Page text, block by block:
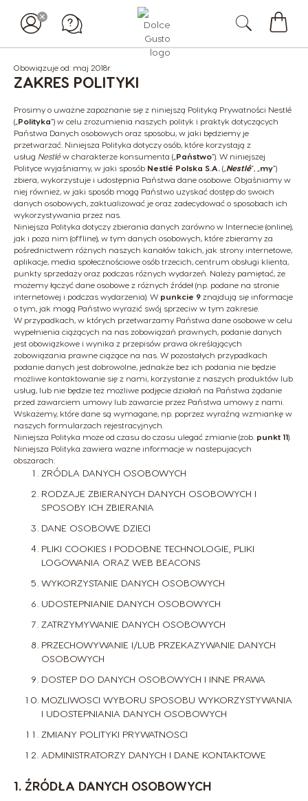
Obowiązuje od: maj 2018r.
ZAKRES POLITYKI
Prosimy o uważne zapoznanie się z niniejszą Polityką Prywatności Nestlé
(„ Polityka”) w celu zrozumienia naszych polityk i praktyk dotyczących
Państwa Danych osobowych oraz sposobu, w jaki będziemy je
przetwarzać. Niniejsza Polityka dotyczy osób, które korzystają z
usług Nestléw charakterze konsumenta („ Państwo”). W niniejszej
Polityce wyjaśniamy, w jaki sposób Nestlé Polska S.A. („ Nestlé”, „ my”)
zbiera, wykorzystuje i udostępnia Państwa dane osobowe. Objaśniamy w
niej również, w jaki sposób mogą Państwo uzyskać dostęp do swoich
danych osobowych, zaktualizować je oraz zadecydować o sposobach ich
wykorzystywania przez nas.
Niniejsza Polityka dotyczy zbierania danych zarówno w Internecie (online),
jak i poza nim (offline), w tym danych osobowych, które zbieramy za
pośrednictwem różnych naszych kanałów takich, jak strony internetowe,
aplikacje, media społecznościowe osób trzecich, centrum obsługi klienta,
punkty sprzedaży oraz podczas różnych wydarzeń. Należy pamiętać, że
możemy łączyć dane osobowe z różnych źródeł (np. podane na stronie
internetowej i podczas wydarzenia). W punkcie 9 znajdują się informacje
o tym, jak mogą Państwo wyrazić swój sprzeciw w tym zakresie.
W przypadkach, w których przetwarzamy Państwa dane osobowe w celu
wypełnienia ciążących na nas zobowiązań prawnych, podanie danych
jest obowiązkowe i wynika z przepisów prawa określających
zobowiązania prawne ciążące na nas. W pozostałych przypadkach
podanie danych jest dobrowolne, jednakże bez ich podania nie będzie
możliwe kontaktowanie się z nami, korzystanie z naszych produktów lub
usług, lub nie będzie też możliwe podjęcie działań na Państwa żądanie
przed zawarciem umowy lub zawarcie przez Państwa umowy z nami.
Wskażemy, które dane są wymagane, np. poprzez wyraźną wzmiankę w
naszych formularzach rejestracyjnych.
Niniejsza Polityka może od czasu do czasu ulegać zmianie (zob. punkt 11).
Niniejsza Polityka zawiera wazne informacje w nastepujacych
obszarach:
ZRÓDLA DANYCH OSOBOWYCH
RODZAJE ZBIERANYCH DANYCH OSOBOWYCH I
SPOSOBY ICH ZBIERANIA
DANE OSOBOWE DZIECI
PLIKI COOKIES I PODOBNE TECHNOLOGIE, PLIKI
LOGOWANIA ORAZ WEB BEACONS
WYKORZYSTANIE DANYCH OSOBOWYCH
UDOSTEPNIANIE DANYCH OSOBOWYCH
ZATRZYMYWANIE DANYCH OSOBOWYCH
PRZECHOWYWANIE I/LUB PRZEKAZYWANIE DANYCH
OSOBOWYCH
DOSTEP DO DANYCH OSOBOWYCH I INNE PRAWA
MOZLIWOSCI WYBORU SPOSOBU WYKORZYSTYWANIA
I UDOSTEPNIANIA DANYCH OSOBOWYCH
ZMIANY POLITYKI PRYWATNOSCI
ADMINISTRATORZY DANYCH I DANE KONTAKTOWE
1. ŹRÓDŁA DANYCH OSOBOWYCH